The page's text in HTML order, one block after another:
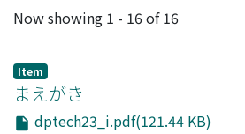
Recent Submissions
Now showing 1 - 16 of 16
Item
まえがき
dptech23_i.pdf(121.44 KB)